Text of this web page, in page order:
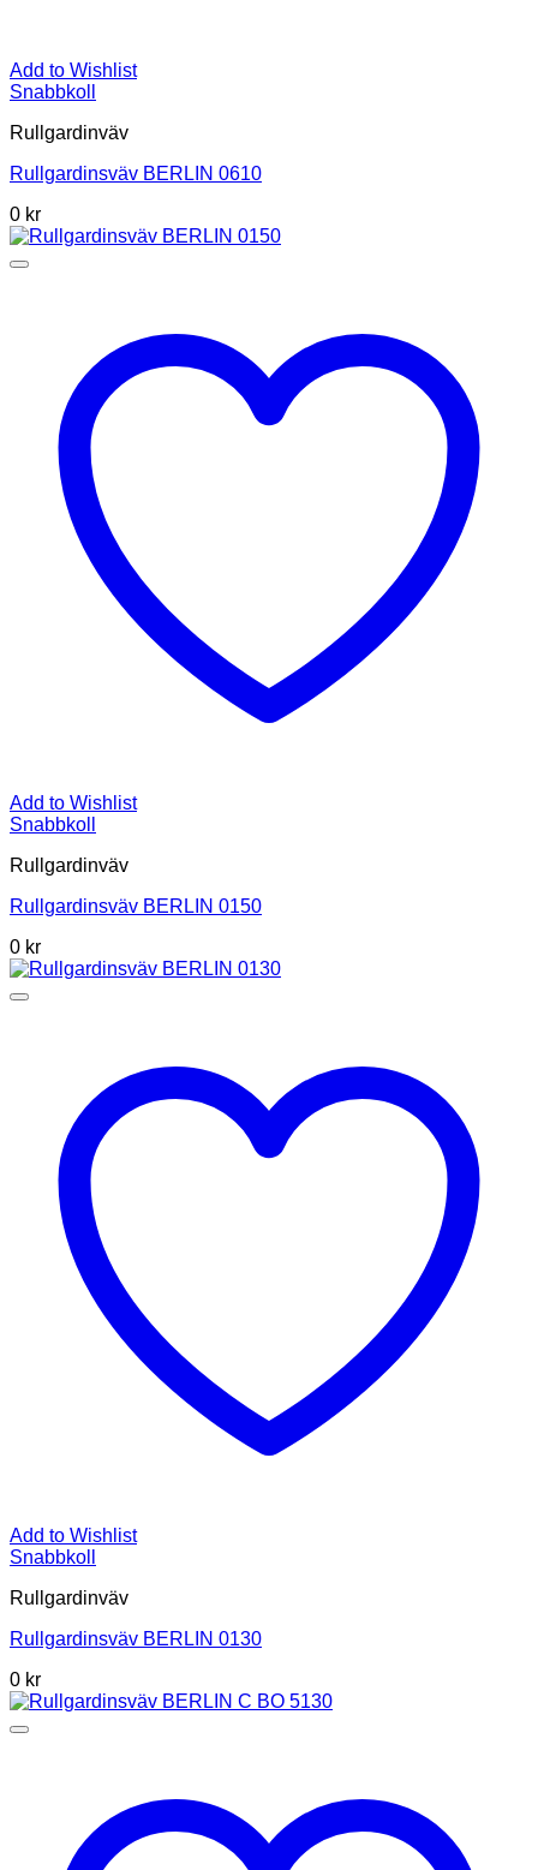
Add to Wishlist
Snabbkoll
Rullgardinväv
Rullgardinsväv BERLIN 0610
0 kr
Add to Wishlist
Snabbkoll
Rullgardinväv
Rullgardinsväv BERLIN 0150
0 kr
Add to Wishlist
Snabbkoll
Rullgardinväv
Rullgardinsväv BERLIN 0130
0 kr